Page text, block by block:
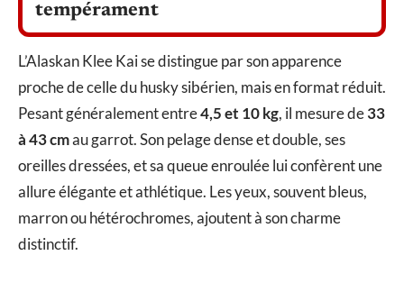
tempérament
L’Alaskan Klee Kai se distingue par son apparence
proche de celle du husky sibérien, mais en format réduit.
Pesant généralement entre4,5 et 10 kg, il mesure de33
à 43 cmau garrot. Son pelage dense et double, ses
oreilles dressées, et sa queue enroulée lui confèrent une
allure élégante et athlétique. Les yeux, souvent bleus,
marron ou hétérochromes, ajoutent à son charme
distinctif.